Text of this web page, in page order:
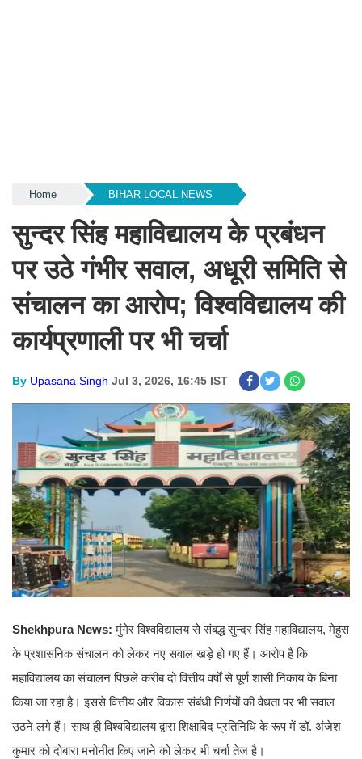
Home BIHAR LOCAL NEWS
सुन्दर सिंह महाविद्यालय के प्रबंधन
पर उठे गंभीर सवाल, अधूरी समिति से
संचालन का आरोप; विश्वविद्यालय की
कार्यप्रणाली पर भी चर्चा
By Upasana Singh Jul 3, 2026, 16:45 IST
Shekhpura News:मुंगेर विश्वविद्यालय से संबद्ध सुन्दर सिंह महाविद्यालय, मेहुस
के प्रशासनिक संचालन को लेकर नए सवाल खड़े हो गए हैं। आरोप है कि
महाविद्यालय का संचालन पिछले करीब दो वित्तीय वर्षों से पूर्ण शासी निकाय के बिना
किया जा रहा है। इससे वित्तीय और विकास संबंधी निर्णयों की वैधता पर भी सवाल
उठने लगे हैं। साथ ही विश्वविद्यालय द्वारा शिक्षाविद प्रतिनिधि के रूप में डॉ. अंजेश
कुमार को दोबारा मनोनीत किए जाने को लेकर भी चर्चा तेज है।